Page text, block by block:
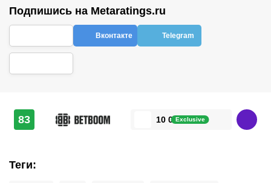
Подпишись на Metaratings.ru
Вконтакте Telegram
83 10 000 ₽Exclusive
Теги: